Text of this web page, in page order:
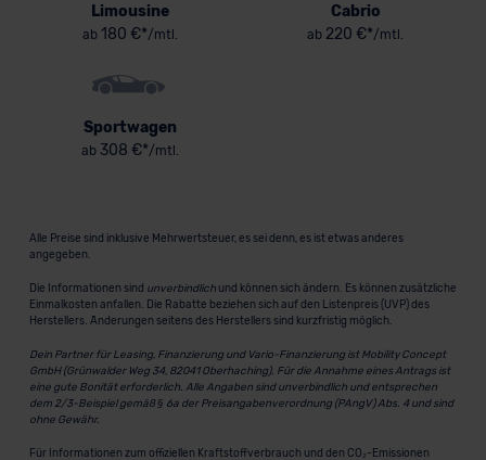
Limousine
ab 180 €*/mtl.
Cabrio
ab 220 €*/mtl.
Sportwagen
ab 308 €*/mtl.
Alle Preise sind inklusive Mehrwertsteuer, es sei denn, es ist etwas anderes
angegeben.
Die Informationen sind unverbindlichund können sich ändern. Es können zusätzliche
Einmalkosten anfallen. Die Rabatte beziehen sich auf den Listenpreis (UVP) des
Herstellers. Änderungen seitens des Herstellers sind kurzfristig möglich.
Dein Partner für Leasing, Finanzierung und Vario-Finanzierung ist Mobility Concept
GmbH (Grünwalder Weg 34, 82041 Oberhaching). Für die Annahme eines Antrags ist
eine gute Bonität erforderlich. Alle Angaben sind unverbindlich und entsprechen
dem 2/3-Beispiel gemäß § 6a der Preisangabenverordnung (PAngV) Abs. 4 und sind
ohne Gewähr.
Für Informationen zum offiziellen Kraftstoffverbrauch und den CO₂-Emissionen